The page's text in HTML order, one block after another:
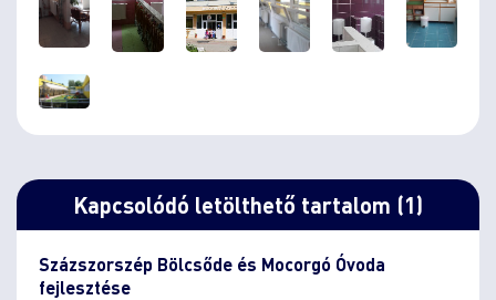
Kapcsolódó letölthető tartalom (1)
Százszorszép Bölcsőde és Mocorgó Óvoda
fejlesztése